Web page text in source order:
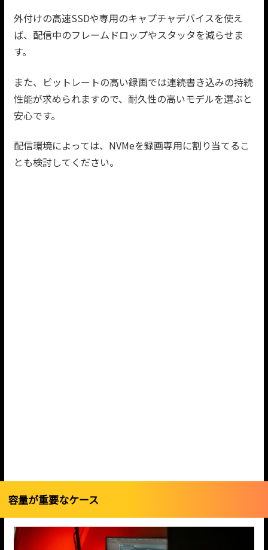
外付けの高速SSDや専用のキャプチャデバイスを使え
ば、配信中のフレームドロップやスタッタを減らせま
す。
また、ビットレートの高い録画では連続書き込みの持続
性能が求められますので、耐久性の高いモデルを選ぶと
安心です。
配信環境によっては、NVMeを録画専用に割り当てるこ
とも検討してください。
容量が重要なケース